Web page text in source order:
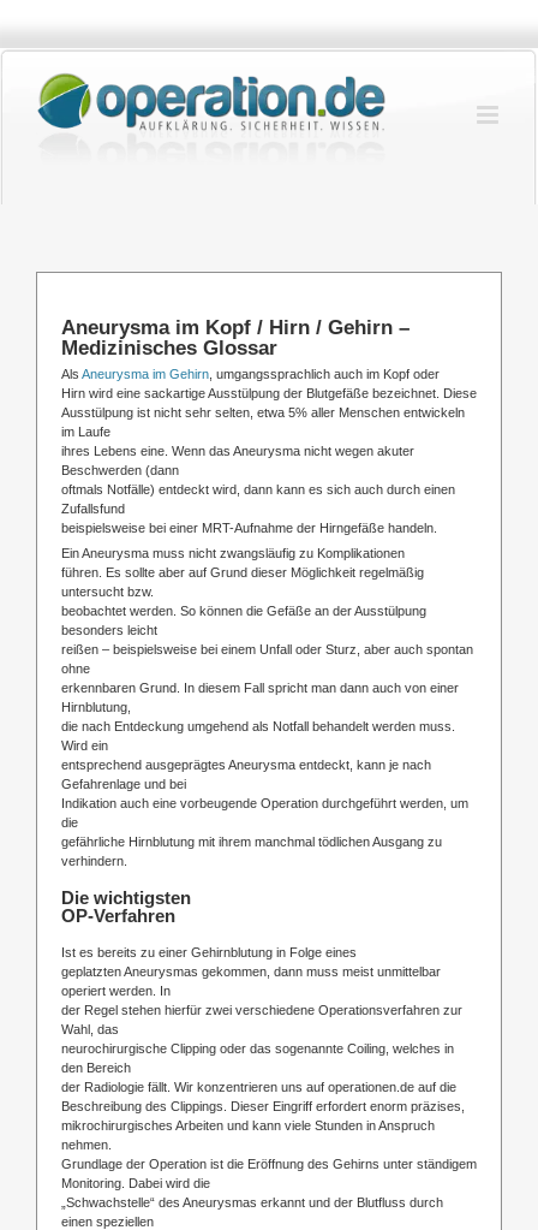
springen
Aneurysma im Kopf / Hirn / Gehirn –
Medizinisches Glossar
Als Aneurysma im Gehirn , umgangssprachlich auch im Kopf oder
Hirn wird eine sackartige Ausstülpung der Blutgefäße bezeichnet. Diese
Ausstülpung ist nicht sehr selten, etwa 5% aller Menschen entwickeln
im Laufe
ihres Lebens eine. Wenn das Aneurysma nicht wegen akuter
Beschwerden (dann
oftmals Notfälle) entdeckt wird, dann kann es sich auch durch einen
Zufallsfund
beispielsweise bei einer MRT-Aufnahme der Hirngefäße handeln.
Ein Aneurysma muss nicht zwangsläufig zu Komplikationen
führen. Es sollte aber auf Grund dieser Möglichkeit regelmäßig
untersucht bzw.
beobachtet werden. So können die Gefäße an der Ausstülpung
besonders leicht
reißen – beispielsweise bei einem Unfall oder Sturz, aber auch spontan
ohne
erkennbaren Grund. In diesem Fall spricht man dann auch von einer
Hirnblutung,
die nach Entdeckung umgehend als Notfall behandelt werden muss.
Wird ein
entsprechend ausgeprägtes Aneurysma entdeckt, kann je nach
Gefahrenlage und bei
Indikation auch eine vorbeugende Operation durchgeführt werden, um
die
gefährliche Hirnblutung mit ihrem manchmal tödlichen Ausgang zu
verhindern.
Die wichtigsten
OP-Verfahren
Ist es bereits zu einer Gehirnblutung in Folge eines
geplatzten Aneurysmas gekommen, dann muss meist unmittelbar
operiert werden. In
der Regel stehen hierfür zwei verschiedene Operationsverfahren zur
Wahl, das
neurochirurgische Clipping oder das sogenannte Coiling, welches in
den Bereich
der Radiologie fällt. Wir konzentrieren uns auf operationen.de auf die
Beschreibung des Clippings. Dieser Eingriff erfordert enorm präzises,
mikrochirurgisches Arbeiten und kann viele Stunden in Anspruch
nehmen.
Grundlage der Operation ist die Eröffnung des Gehirns unter ständigem
Monitoring. Dabei wird die
„Schwachstelle“ des Aneurysmas erkannt und der Blutfluss durch
einen speziellen